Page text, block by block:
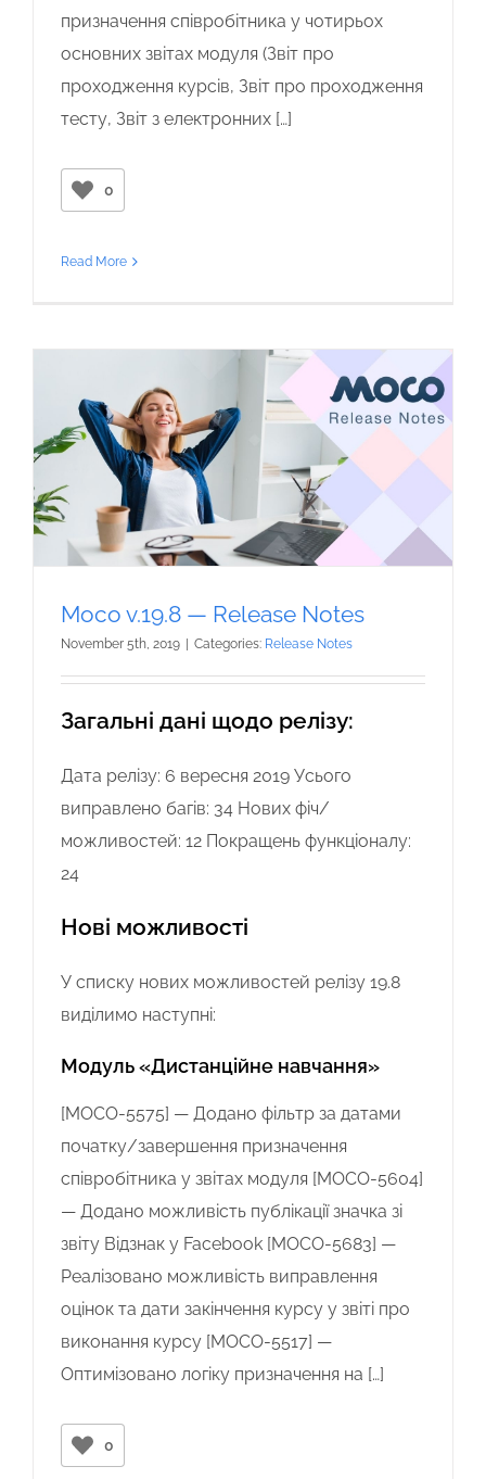
призначення співробітника у чотирьох
основних звітах модуля (Звіт про
проходження курсів, Звіт про проходження
тесту, Звіт з електронних […]
0
Read More
Moco v.19.8 — Release Notes
November 5th, 2019 | Categories: Release Notes
Загальні дані щодо релізу:
Дата релізу: 6 вересня 2019 Усього
виправлено багів: 34 Нових фіч/
можливостей: 12 Покращень функціоналу:
24
Нові можливості
У списку нових можливостей релізу 19.8
виділимо наступні:
Модуль «Дистанційне навчання»
[MOCO-5575] — Додано фільтр за датами
початку/завершення призначення
співробітника у звітах модуля [MOCO-5604]
— Додано можливість публікації значка зі
звіту Відзнак у Facebook [MOCO-5683] —
Реалізовано можливість виправлення
оцінок та дати закінчення курсу у звіті про
виконання курсу [MOCO-5517] —
Оптимізовано логіку призначення на […]
0